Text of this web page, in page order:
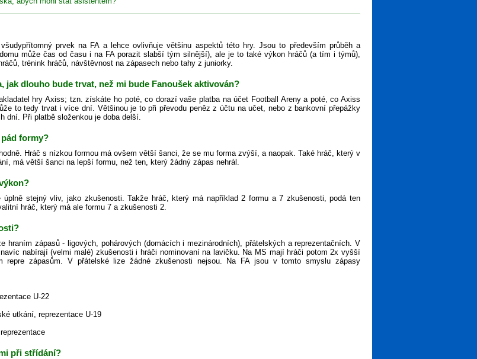
všudypřítomný prvek na FA a lehce ovlivňuje většinu aspektů této hry. Jsou to především průběh a
může čas od času i na FA porazit slabší tým silnější), ale je to také výkon hráčů (a tím i týmů),
trénink hráčů, návštěvnost na zápasech nebo tahy z juniorky.
jak dlouho bude trvat, než mi bude Fanoušek aktivován?
hry Axiss; tzn. získáte ho poté, co dorazí vaše platba na účet Football Areny a poté, co Axiss
to tedy trvat i více dní. Většinou je to při převodu peněz z účtu na učet, nebo z bankovní přepážky
dní. Při platbě složenkou je doba delší.
formy?
Hráč s nízkou formou má ovšem větší šanci, že se mu forma zvýší, a naopak. Také hráč, který v
má větší šanci na lepší formu, než ten, který žádný zápas nehrál.
úplně stejný vliv, jako zkušenosti. Takže hráč, který má například 2 formu a 7 zkušenosti, podá ten
hráč, který má ale formu 7 a zkušenosti 2.
hraním zápasů - ligových, pohárových (domácích i mezinárodních), přátelských a reprezentačních. V
nabírají (velmi malé) zkušenosti i hráči nominovaní na lavičku. Na MS mají hráči potom 2x vyšší
repre zápasům. V přátelské lize žádné zkušenosti nejsou. Na FA jsou v tomto smyslu zápasy
U-22
utkání, reprezentace U-19
při střídání?